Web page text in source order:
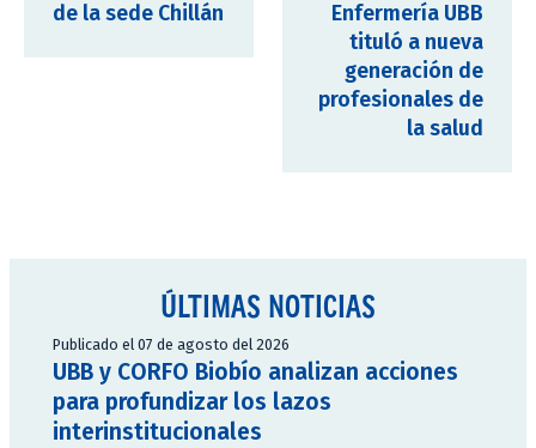
de la sede Chillán
Enfermería UBB
tituló a nueva
generación de
profesionales de
la salud
ÚLTIMAS NOTICIAS
Publicado el 07 de agosto del 2026
UBB y CORFO Biobío analizan acciones
para profundizar los lazos
interinstitucionales